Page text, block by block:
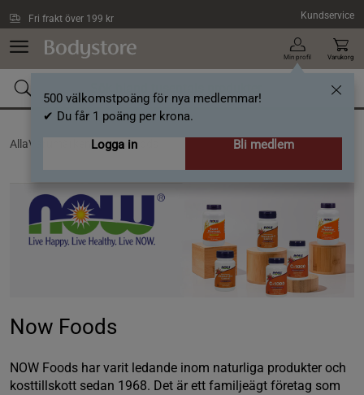
Fri frakt över 199 kr Kundservice
Min profil
500 välkomstpoäng för nya medlemmar!
✔ Du får 1 poäng per krona.
Logga in
Bli medlem
Varukorg
AllaVarumärken /Now Foods
Now Foods
NOW Foods har varit ledande inom naturliga produkter och
kosttillskott sedan 1968. Det är ett familjeägt företag som